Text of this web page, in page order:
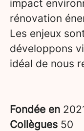
impact
rénovation
Les enjeux
développons
idéal de nous
Fondée en
Collègues 50